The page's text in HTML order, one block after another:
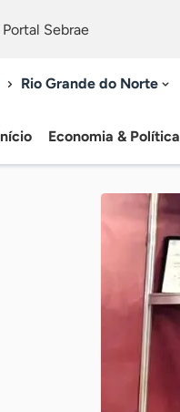
Portal Sebrae
Rio Grande do Norte
Economia & Política